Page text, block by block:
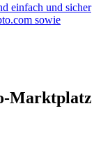
einfach und sicher
sowie
Marktplatz